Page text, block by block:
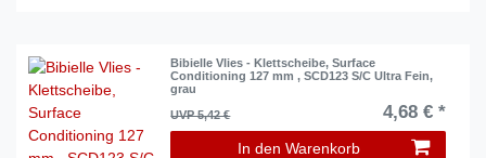
Bibielle Vlies - Klettscheibe, Surface
Conditioning 127 mm , SCD123 S/C Ultra Fein,
grau
UVP 5,42 €
4,68 € *
In den Warenkorb